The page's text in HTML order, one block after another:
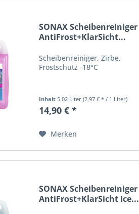
SONAX Scheibenreiniger
AntiFrost+KlarSicht...
Scheibenreiniger, Zirbe,
Frostschutz -18°C
Inhalt5.02 Liter(2,97 € * / 1 Liter)
14,90 € *
Merken
SONAX Scheibenreiniger
AntiFrost+KlarSicht Ice...